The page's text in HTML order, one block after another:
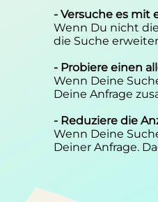
- Versuche es mit
Wenn Du nicht
die Suche
- Probiere einen
Wenn Deine
Deine Anfrage
- Reduziere die
Wenn Deine
Deiner Anfrage.